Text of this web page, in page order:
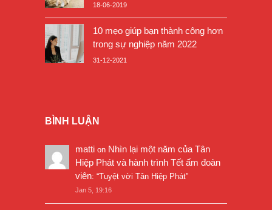
18-06-2019
10 mẹo giúp bạn thành công hơn
trong sự nghiệp năm 2022
31-12-2021
BÌNH LUẬN
matti on Nhìn lại một năm của Tân
Hiệp Phát và hành trình Tết ấm đoàn
viên: “Tuyệt vời Tân Hiệp Phát”
Jan 5, 19:16